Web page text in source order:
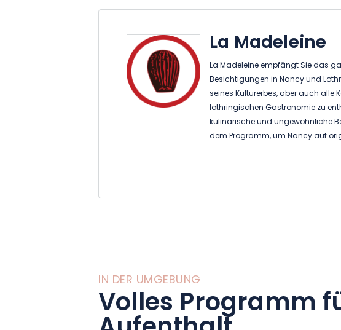
La Madeleine
La Madeleine empfängt Sie das
Besichtigungen in Nancy und
seines Kulturerbes, aber auch alle
lothringischen Gastronomie zu
kulinarische und ungewöhnliche
dem Programm, um Nancy auf
IN DER UMGEBUNG
Volles Programm